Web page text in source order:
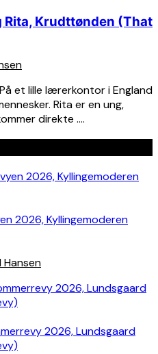
Krudttønden (That
et lille lærerkontor i England
Rita er en ung,
direkte ….
2026, Kyllingemoderen
Hansen
2026, Lundsgaard